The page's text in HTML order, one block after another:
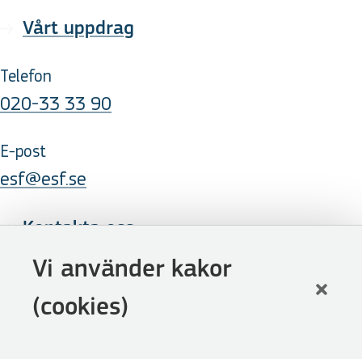
Vi använder kakor
(cookies)
Vårt uppdrag
Telefon
020-33 33 90
E-post
esf@esf.se
Kontakta oss
Följ oss
LinkedIn